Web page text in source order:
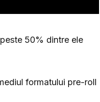
50% dintre ele
formatului pre-roll